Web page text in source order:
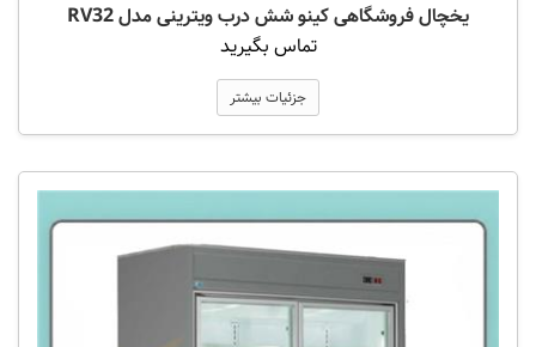
یخچال فروشگاهی کینو شش درب ویترینی مدل RV32
تماس بگیرید
جزئیات بیشتر